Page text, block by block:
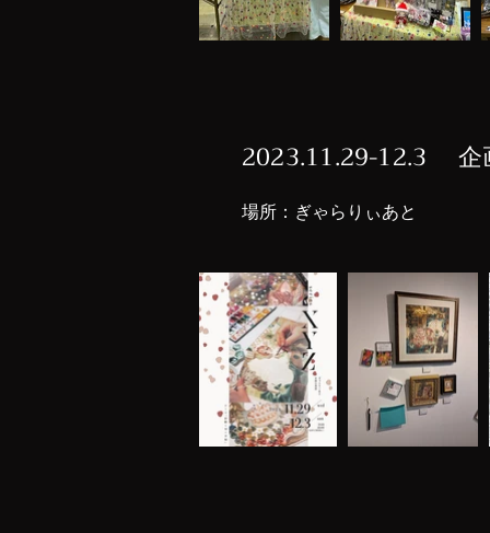
2023.11.29-12.3 企
​場所： ​ぎゃらりぃあと